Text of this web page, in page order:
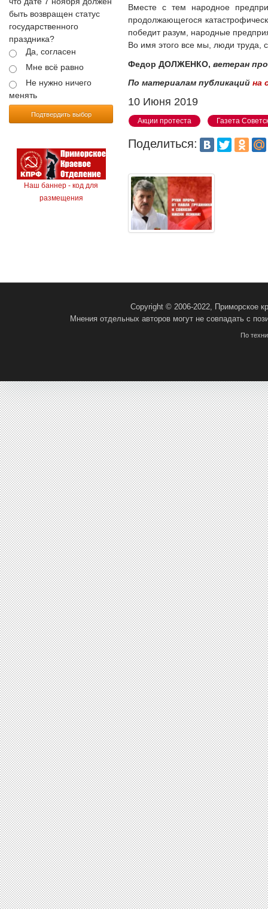
быть возвращен статус
государственного
праздника?
Да, согласен
Мне всё равно
Не нужно ничего
менять
Подтвердить выбор
Наш баннер - код для
размещения
Вместе с тем народное
продолжающегося
победит разум, народные
Во имя этого все мы, люди труда,
Федор ДОЛЖЕНКО,ветеран
По материалам публикацийна
10 Июня 2019
Акции протеста Газета
Поделиться:
Copyright © 2006-2022, Приморское
Мнения отдельных авторов могут не совпадать с
По